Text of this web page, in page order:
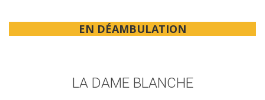
EN DÉAMBULATION
LA DAME BLANCHE